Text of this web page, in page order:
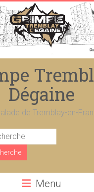
Dégaine
de Tremblay-en-
Menu